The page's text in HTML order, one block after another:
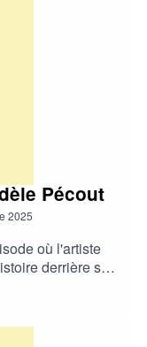
Pécout
2025
où l'artiste
derrière son
l'œuvre "cœur